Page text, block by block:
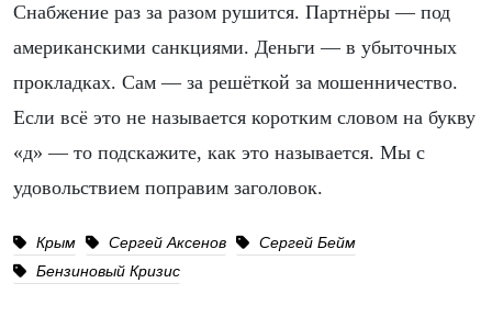
Снабжение раз за разом рушится. Партнёры — под
американскими санкциями. Деньги — в убыточных
прокладках. Сам — за решёткой за мошенничество.
Если всё это не называется коротким словом на букву
«д» — то подскажите, как это называется. Мы с
удовольствием поправим заголовок.
Крым Сергей Аксенов
Сергей Бейм
Бензиновый Кризис